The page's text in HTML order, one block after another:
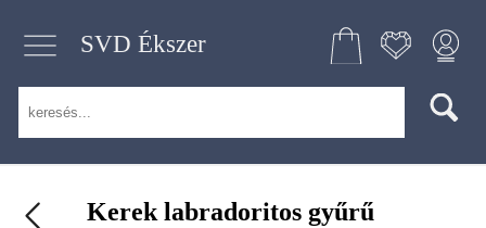
SVD Ékszer
Kerek labradoritos gyűrű